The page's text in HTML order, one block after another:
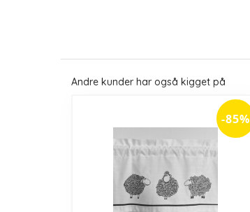
Andre kunder har også kigget på
-85%